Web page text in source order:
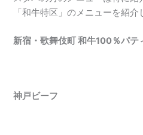
「和牛特区」のメニューを紹介
新宿・歌舞伎町 和牛100％パテ
神戸ビーフ